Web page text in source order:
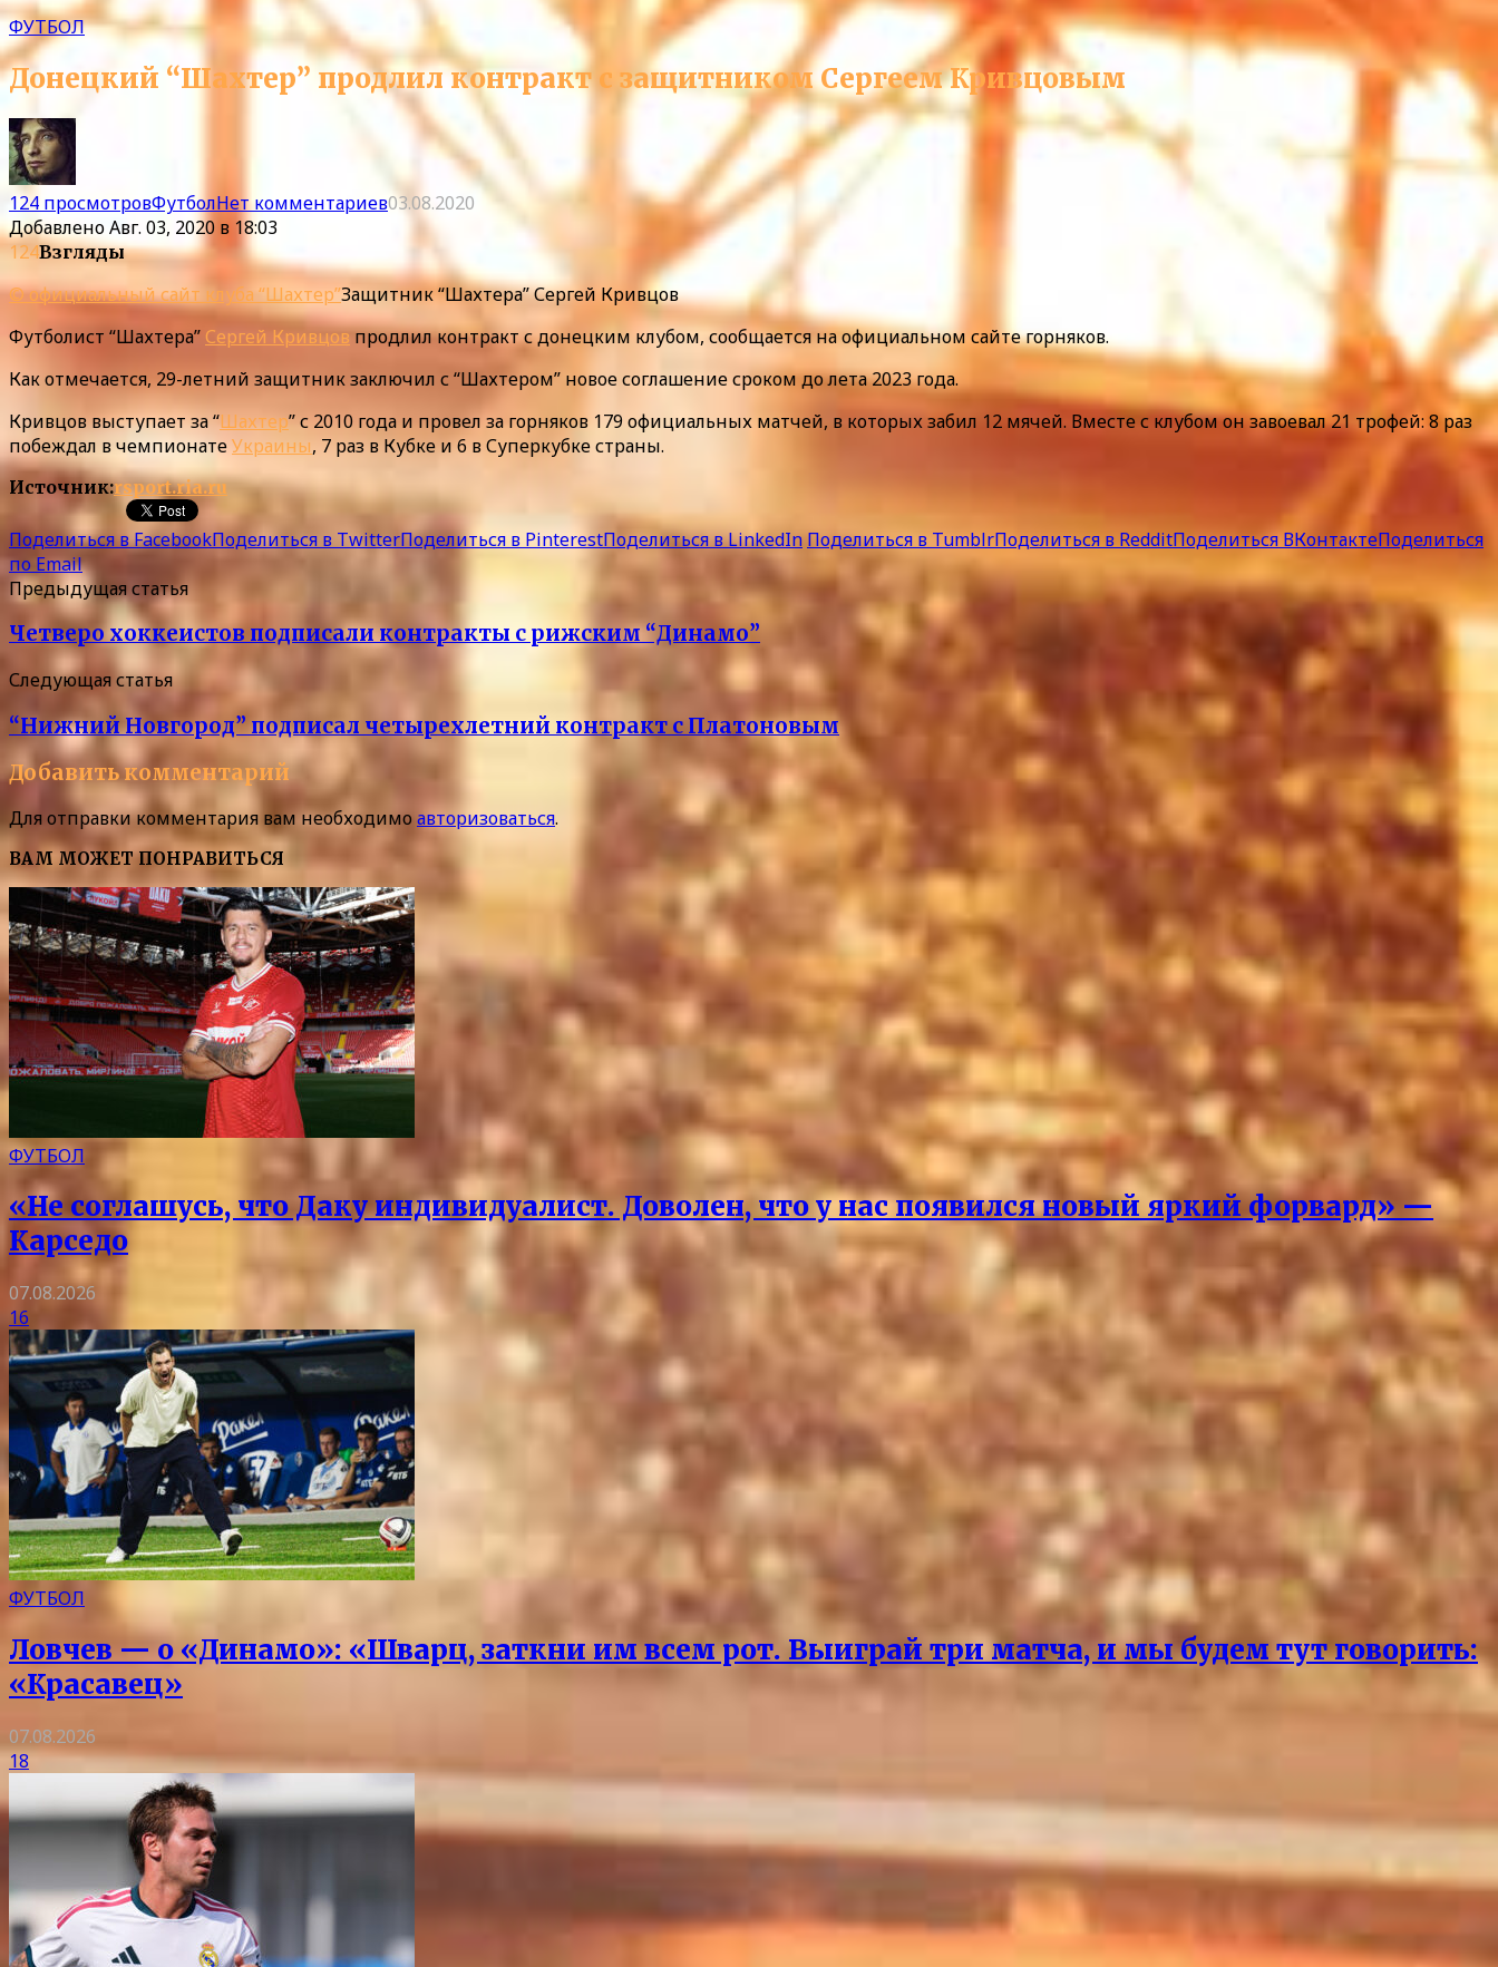
ФУТБОЛ
Донецкий “Шахтер” продлил контракт с защитником Сергеем Кривцовым
124 просмотровФутболНет комментариев03.08.2020
ДобавленоАвг. 03, 2020 в 18:03
124Взгляды
© официальный сайт клуба “Шахтер”Защитник “Шахтера” Сергей Кривцов
Футболист “Шахтера” Сергей Кривцов продлил контракт с донецким клубом, сообщается на официальном сайте горняков.
Как отмечается, 29-летний защитник заключил с “Шахтером” новое соглашение сроком до лета 2023 года.
Кривцов выступает за “Шахтер” с 2010 года и провел за горняков 179 официальных матчей, в которых забил 12 мячей. Вместе с клубом он завоевал 21 трофей: 8 раз
побеждал в чемпионатеУкраины, 7 раз в Кубке и 6 в Суперкубке страны.
Источник:rsport.ria.ru
Поделиться в FacebookПоделиться в TwitterПоделиться в PinterestПоделиться в LinkedIn Поделиться в TumblrПоделиться в RedditПоделиться ВКонтактеПоделиться
по Email
Предыдущая статья
Четверо хоккеистов подписали контракты с рижским “Динамо”
Следующая статья
“Нижний Новгород” подписал четырехлетний контракт с Платоновым
Добавить комментарий
Для отправки комментария вам необходимоавторизоваться.
ВАМ МОЖЕТ ПОНРАВИТЬСЯ
ФУТБОЛ
«Не соглашусь, что Даку индивидуалист. Доволен, что у нас появился новый яркий форвард» —
Карседо
07.08.2026
16
ФУТБОЛ
Ловчев — о «Динамо»: «Шварц, заткни им всем рот. Выиграй три матча, и мы будем тут говорить:
«Красавец»
07.08.2026
18